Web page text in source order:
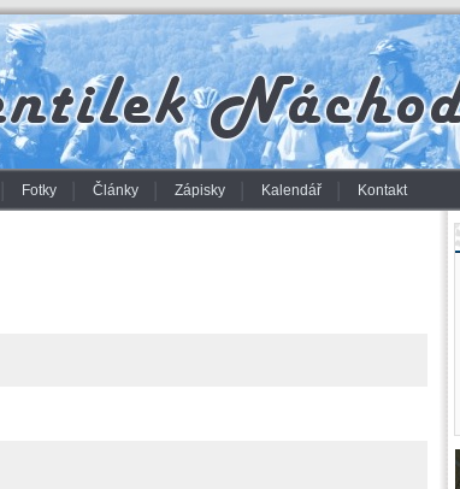
Fotky Články Zápisky Kalendář Kontakt